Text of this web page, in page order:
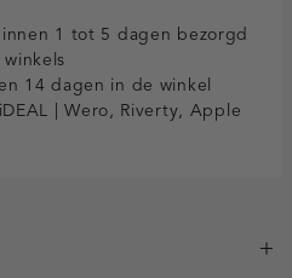
1 tot 5 dagen bezorgd
14 dagen in de winkel
| Wero, Riverty, Apple